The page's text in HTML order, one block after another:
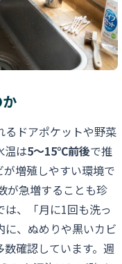
るドアポケットや野菜
温は5〜15℃前後で推
増殖しやすい環境で
が急増することも珍
は、「月に1回も洗っ
、ぬめりや黒いカビ
確認しています。週